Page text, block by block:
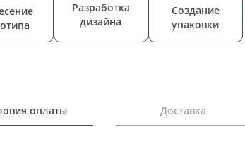
Разработка
дизайна
Создание
упаковки
оплаты Доставка